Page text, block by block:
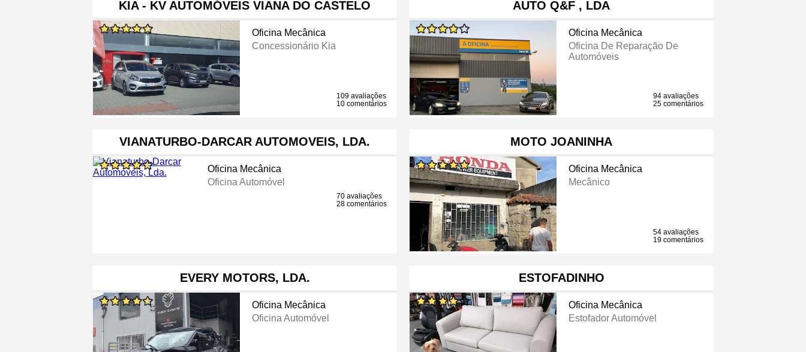
KIA - KV AUTOMÓVEIS VIANA DO CASTELO
Oficina Mecânica
Concessionário Kia
109 avaliações
10 comentários
AUTO Q&F , LDA
Oficina Mecânica
Oficina De Reparação De
Automóveis
94 avaliações
25 comentários
VIANATURBO-DARCAR AUTOMOVEIS, LDA.
Oficina Mecânica
Oficina Automóvel
70 avaliações
28 comentários
MOTO JOANINHA
Oficina Mecânica
Mecânico
54 avaliações
19 comentários
EVERY MOTORS, LDA.
Oficina Mecânica
Oficina Automóvel
ESTOFADINHO
Oficina Mecânica
Estofador Automóvel